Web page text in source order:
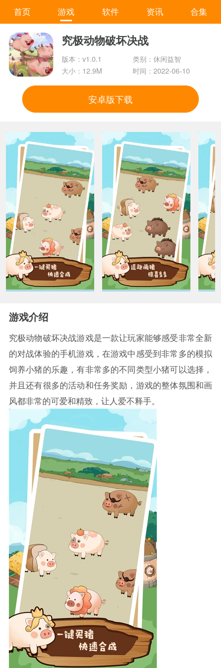
首页 游戏 软件 资讯 合集
究极动物破坏决战
版本：v1.0.1
类别：休闲益智
大小：12.9M
时间：2022-06-10
安卓版下载
游戏介绍
究极动物破坏决战游戏是一款让玩家能够感受非常全新
的对战体验的手机游戏，在游戏中感受到非常多的模拟
饲养小猪的乐趣，有非常多的不同类型小猪可以选择，
并且还有很多的活动和任务奖励，游戏的整体氛围和画
风都非常的可爱和精致，让人爱不释手。